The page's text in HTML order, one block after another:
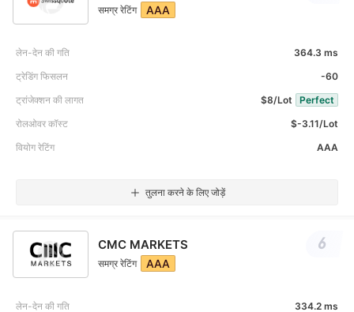
समग्र रेटिंग AAA
लेन-देन की गति
364.3 ms
ट्रेडिंग फिसलन
-60
ट्रांजेक्शन की लागत
$8/Lot
Perfect
रोलओवर कॉस्ट
$-3.11/Lot
वियोग रेटिंग
AAA
तुलना करने के लिए जोड़ें
CMC MARKETS
समग्र रेटिंग AAA
लेन-देन की गति
334.2 ms
6